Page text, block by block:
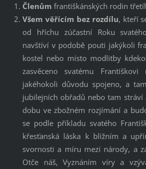
Členům františkánských rodin
Všem věřícím bez rozdílu, kteří
od hříchu zúčastní Roku
navštíví v podobě pouti jakýkoli
kostel nebo místo modlitby
zasvěceno svatému
jakéhokoli důvodu spojeno, a
jubilejních obřadů nebo tam stráví
dobu ve zbožném rozjímání a
se podle příkladu svatého
křesťanská láska k bližním a
svornosti a míru mezi národy, a
Otče náš, Vyznáním víry a